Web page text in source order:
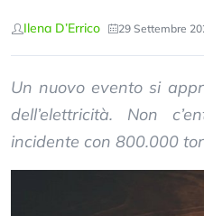
Ilena D’Errico 29 Settembre
Un nuovo evento si
dell’elettricità. Non
incidente con 800.000